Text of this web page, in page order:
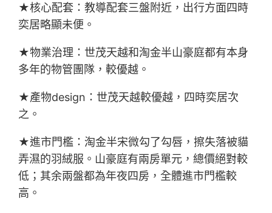
★核心配套：教導配套三盤附近，出行方面四時
奕居略顯未便。
★物業治理：世茂天越和淘金半山豪庭都有本身
多年的物管團隊，較優越。
★產物design：世茂天越較優越，四時奕居次
之。
★進市門檻：淘金半宋微勾了勾唇，擦失落被貓
弄濕的羽絨服。山豪庭有兩房單元，總價絕對較
低；其余兩盤都為年夜四房，全體進市門檻較
高。